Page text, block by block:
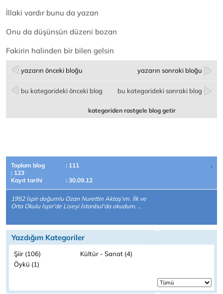
İllaki vardır bunu da yazan
Onu da düşünsün düzeni bozan
Fakirin halinden bir bilen gelsin
yazarın önceki bloğu yazarın sonraki bloğu
bu kategorideki önceki blog bu kategorideki sonraki blog
kategoriden rastgele blog getir
Toplam blog
: 111
: 123
Kayıt tarihi
: 30.09.12
1952 İspir doğumlu Ozan Nurettin Aktaş'ım. İlk ve
Orta Okulu İspir'de Liseyi İstanbul'da okudum. ..
Yazdığım Kategoriler
Şiir (106)
Kültür - Sanat (4)
Öykü (1)